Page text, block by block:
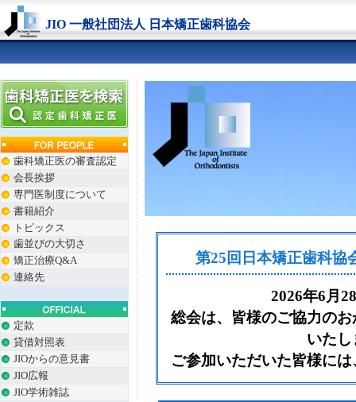
JIO 一般社団法人 日本矯正歯科協会
歯科矯正医の審査認定
会長挨拶
専門医制度について
書籍紹介
トピックス
歯並びの大切さ
矯正治療Q&A
連絡先
定款
貸借対照表
JIOからの意見書
JIO広報
JIO学術雑誌
第25回日本矯正歯科協
2026年6月
総会は、皆様のご協力の
いたし
ご参加いただいた皆様に